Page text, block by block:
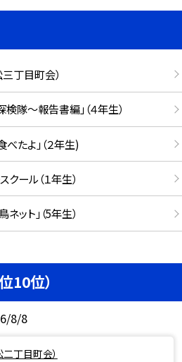
丁目町会）
隊〜報告書編」（４年生）
たよ」（２年生)
ール（１年生）
ット」（5年生）
10位）
8/8
二丁目町会）